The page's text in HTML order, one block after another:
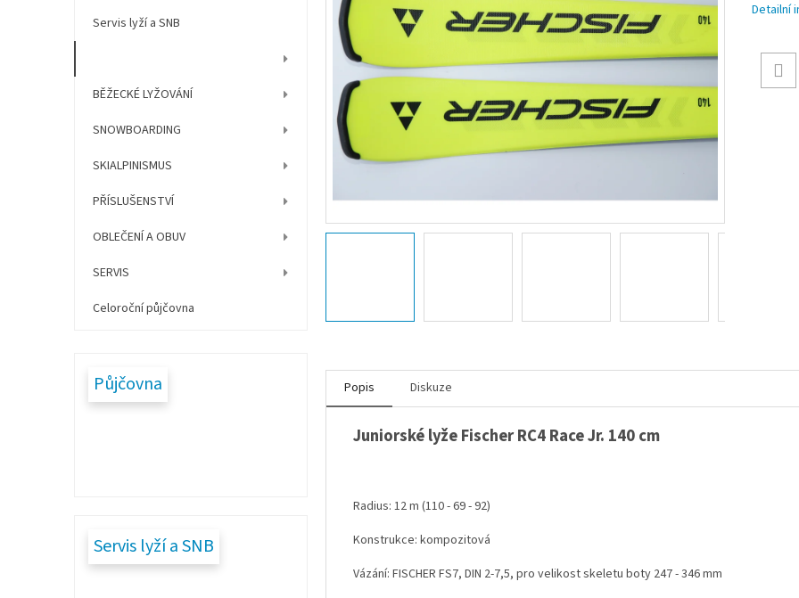
n
Servis lyží a SNB
BĚŽECKÉ LYŽOVÁNÍ
SNOWBOARDING
SKIALPINISMUS
PŘÍSLUŠENSTVÍ
OBLEČENÍ A OBUV
SERVIS
Celoroční půjčovna
Půjčovna
Servis lyží a SNB
Detailní
Popis Diskuze
Juniorské lyže Fischer RC4 Race Jr. 140 cm
Radius: 12 m (110 - 69 - 92)
Konstrukce: kompozitová
Vázání: FISCHER FS7, DIN 2-7,5, pro velikost skeletu boty 247 - 346 mm